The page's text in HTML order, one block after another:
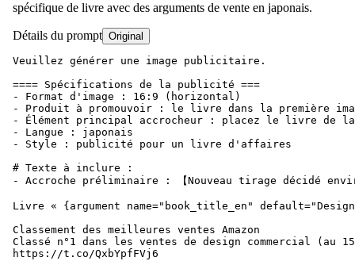
spécifique de livre avec des arguments de vente en japonais.
Détails du prompt Original
Veuillez générer une image publicitaire.
==== Spécifications de la publicité ===
- Format d'image : 16:9 (horizontal)
- Produit à promouvoir : le livre dans la première
- Élément principal accrocheur : placez le livre de
- Langue : japonais
- Style : publicité pour un livre d'affaires
# Texte à inclure :
- Accroche préliminaire : 【Nouveau tirage décidé
Livre « {argument name="book_title_en"
Classement des meilleures ventes Amazon
Classé n°1 dans les ventes de design commercial (au
https://t.co/QxbYpfFVj6